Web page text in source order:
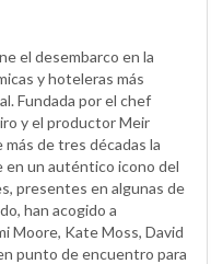
el desembarco en la
y hoteleras más
Fundada por el chef
y el productor Meir
de tres décadas la
un auténtico icono del
presentes en algunas de
han acogido a
Moore, Kate Moss, David
punto de encuentro para